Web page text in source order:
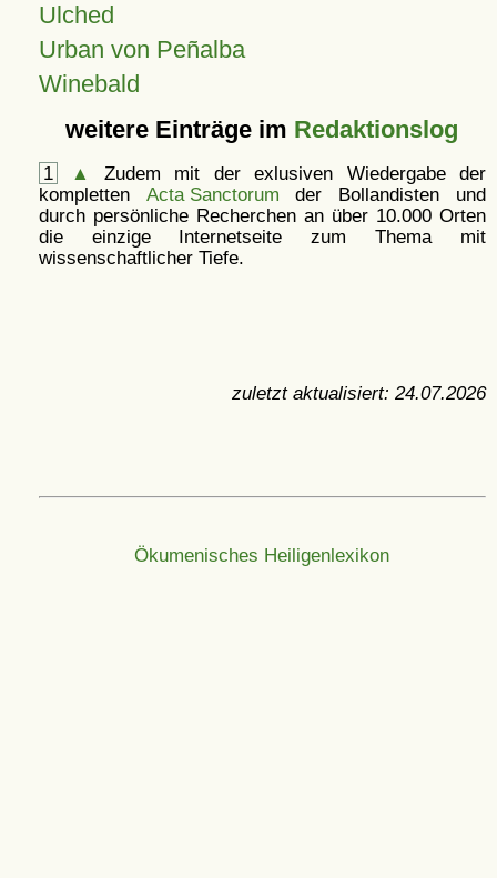
Ulched
Urban von Peñalba
Winebald
weitere Einträge im Redaktionslog
1 ▲
Zudem mit der exlusiven Wiedergabe der
kompletten Acta Sanctorum der Bollandisten und
durch persönliche Recherchen an über 10.000 Orten
die einzige Internetseite zum Thema mit
wissenschaftlicher Tiefe.
zuletzt aktualisiert: 24.07.2026
Ökumenisches Heiligenlexikon